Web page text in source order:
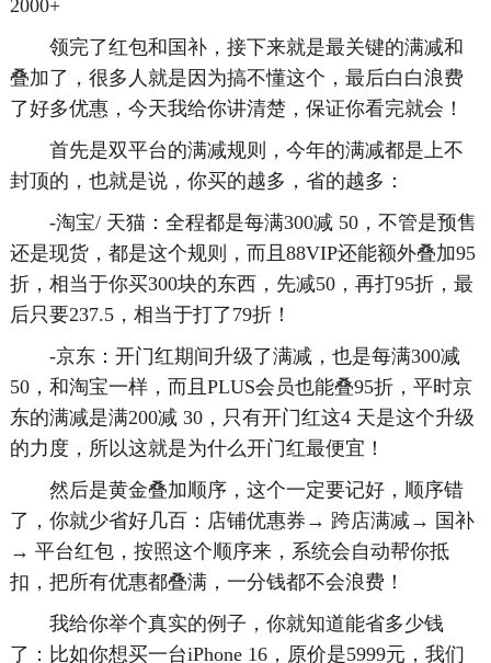
2000+
领完了红包和国补，接下来就是最关键的满减和
叠加了，很多人就是因为搞不懂这个，最后白白浪费
了好多优惠，今天我给你讲清楚，保证你看完就会！
首先是双平台的满减规则，今年的满减都是上不
封顶的，也就是说，你买的越多，省的越多：
-淘宝/ 天猫：全程都是每满300减 50，不管是预售
还是现货，都是这个规则，而且88VIP还能额外叠加95
折，相当于你买300块的东西，先减50，再打95折，最
后只要237.5，相当于打了79折！
-京东：开门红期间升级了满减，也是每满300减
50，和淘宝一样，而且PLUS会员也能叠95折，平时京
东的满减是满200减 30，只有开门红这4 天是这个升级
的力度，所以这就是为什么开门红最便宜！
然后是黄金叠加顺序，这个一定要记好，顺序错
了，你就少省好几百：店铺优惠券→ 跨店满减→ 国补
→ 平台红包，按照这个顺序来，系统会自动帮你抵
扣，把所有优惠都叠满，一分钱都不会浪费！
我给你举个真实的例子，你就知道能省多少钱
了：比如你想买一台iPhone 16，原价是5999元，我们